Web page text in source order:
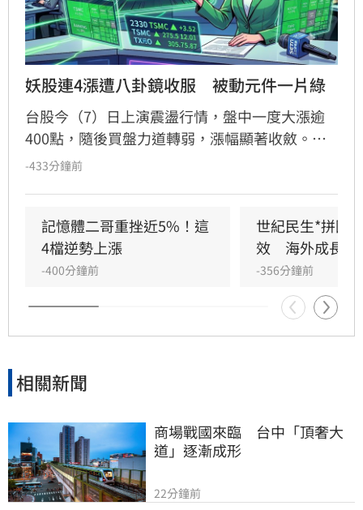
妖股連4漲遭八卦鏡收服　被動元件一片綠
台股今（7）日上演震盪行情，盤中一度大漲逾
400點，隨後買盤力道轉弱，漲幅顯著收斂。其
中，被動元件族群表現疲軟，近期連漲的禾伸堂
油油景象。儘管多數個股陷入修正，台嘉碩與馥
鴻仍逆勢抗跌，成為盤面少數撐盤亮點。投資人
應注意市場波動風險，審慎評估投資決策。
-433分鐘前
記憶體二哥重挫近5%！這
4檔逆勢上漲
-400分鐘前
世紀民生*拼圖
效　海外成長升
-356分鐘前
相關新聞
商場戰國來臨　台中「頂奢大
道」逐漸成形
22分鐘前